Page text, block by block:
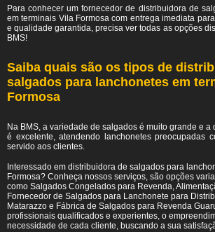
Para conhecer um fornecedor de distribuidora de
em terminais Vila Formosa com entrega imediata
e qualidade garantida, precisa ver todas as opções
BMS!
Saiba quais são os tipos de
salgados para lanchonetes em
Formosa
Na BMS, a variedade de salgados é muito grande e
é excelente, atendendo lanchonetes preocupadas
servido aos clientes.
Interessado em distribuidora de salgados para
Formosa? Conheça nossos serviços, são opções
como Salgados Congelados para Revenda,
Fornecedor de Salgados para Lanchonete para
Matarazzo e Fábrica de Salgados para Revenda
profissionais qualificados e experientes, o
necessidade de cada cliente, buscando a sua